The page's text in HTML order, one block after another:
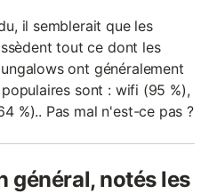
il semblerait que les
tout ce dont les
ont généralement
sont : wifi (95 %),
%).. Pas mal n'est-ce pas ?
général, notés les